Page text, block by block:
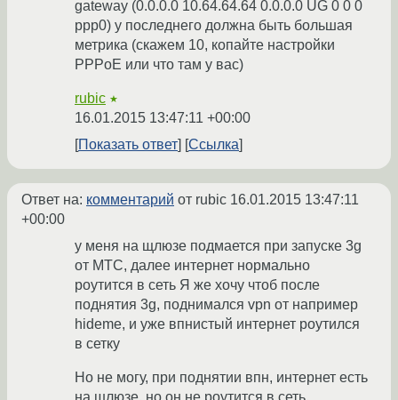
gateway (0.0.0.0 10.64.64.64 0.0.0.0 UG 0 0 0
ppp0) у последнего должна быть большая
метрика (скажем 10, копайте настройки
PPPoE или что там у вас)
rubic ★
16.01.2015 13:47:11 +00:00
Показать ответ
Ссылка
Ответ на: комментарий от rubic 16.01.2015 13:47:11
+00:00
у меня на щлюзе подмается при запуске 3g
от МТС, далее интернет нормально
роутится в сеть Я же хочу чтоб после
поднятия 3g, поднимался vpn от например
hideme, и уже впнистый интернет роутился
в сетку
Но не могу, при поднятии впн, интернет есть